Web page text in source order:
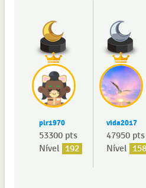
plr1970
53300 pts
Nível 192
vida2017
47950 pts
Nível 158